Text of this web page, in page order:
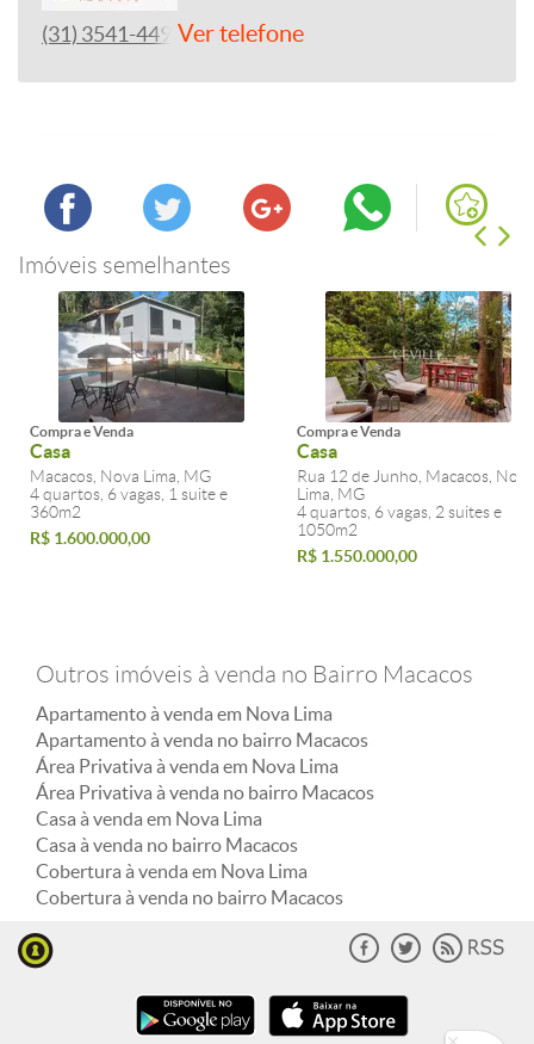
(31) 3541-4492Ver telefone
Imóveis semelhantes
Compra e Venda
Casa
Macacos, Nova Lima, MG
4 quartos, 6 vagas, 1 suite e
360m2
R$ 1.600.000,00
Compra e Venda
Casa
Rua 12 de Junho, Macacos, Nova
Lima, MG
4 quartos, 6 vagas, 2 suites e
1050m2
R$ 1.550.000,00
Outros imóveis à venda no Bairro Macacos
Apartamento à venda em Nova Lima
Apartamento à venda no bairro Macacos
Área Privativa à venda em Nova Lima
Área Privativa à venda no bairro Macacos
Casa à venda em Nova Lima
Casa à venda no bairro Macacos
Cobertura à venda em Nova Lima
Cobertura à venda no bairro Macacos